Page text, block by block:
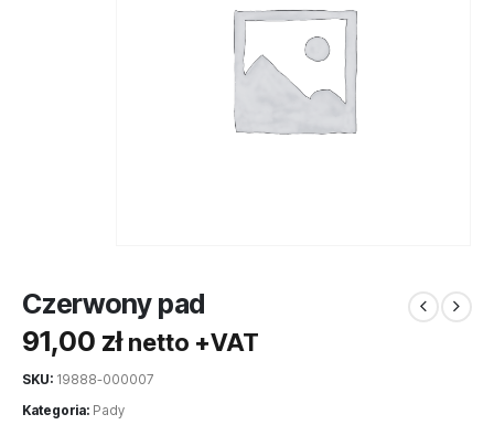
Czerwony pad
91,00 zł netto +VAT
SKU: 19888-000007
Kategoria: Pady